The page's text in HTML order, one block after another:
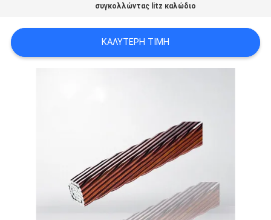
ΈΝΑ
ΑΠΌΣΠΑΣΜΑ
συγκολλώντας litz καλώδιο
ΚΑΛΎΤΕΡΗ ΤΙΜΉ